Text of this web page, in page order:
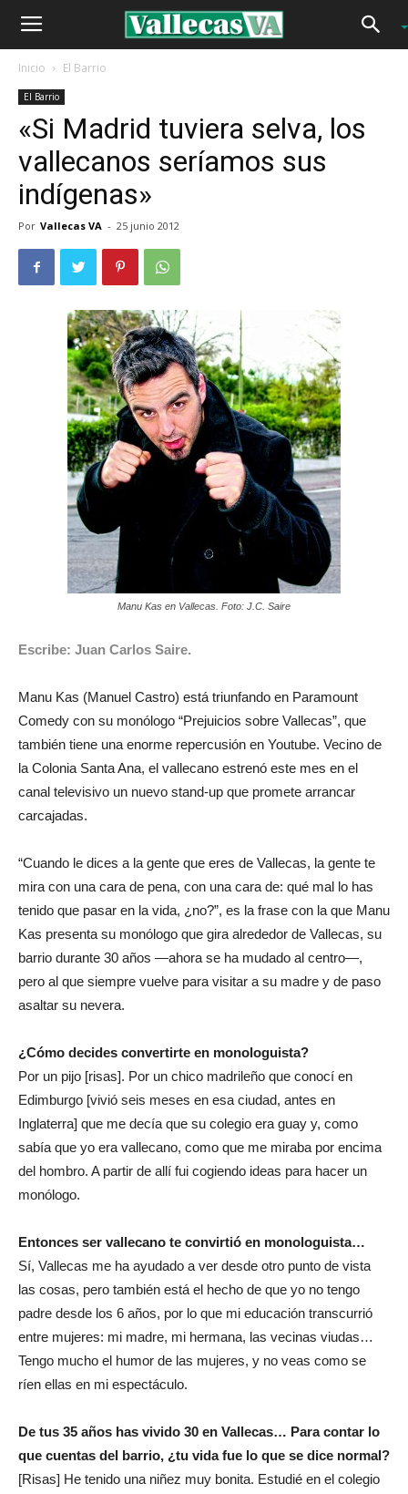
Inicio El Barrio
El Barrio
«Si Madrid tuviera selva, los
vallecanos seríamos sus
indígenas»
Por Vallecas VA - 25 junio 2012
Manu Kas en Vallecas. Foto: J.C. Saire
Escribe: Juan Carlos Saire.
Manu Kas (Manuel Castro) está triunfando en Paramount
Comedy con su monólogo “Prejuicios sobre Vallecas”, que
también tiene una enorme repercusión en Youtube. Vecino de
la Colonia Santa Ana, el vallecano estrenó este mes en el
canal televisivo un nuevo stand-up que promete arrancar
carcajadas.
“Cuando le dices a la gente que eres de Vallecas, la gente te
mira con una cara de pena, con una cara de: qué mal lo has
tenido que pasar en la vida, ¿no?”, es la frase con la que Manu
Kas presenta su monólogo que gira alrededor de Vallecas, su
barrio durante 30 años —ahora se ha mudado al centro—,
pero al que siempre vuelve para visitar a su madre y de paso
asaltar su nevera.
¿Cómo decides convertirte en monologuista?
Por un pijo [risas]. Por un chico madrileño que conocí en
Edimburgo [vivió seis meses en esa ciudad, antes en
Inglaterra] que me decía que su colegio era guay y, como
sabía que yo era vallecano, como que me miraba por encima
del hombro. A partir de allí fui cogiendo ideas para hacer un
monólogo.
Entonces ser vallecano te convirtió en monologuista…
Sí, Vallecas me ha ayudado a ver desde otro punto de vista
las cosas, pero también está el hecho de que yo no tengo
padre desde los 6 años, por lo que mi educación transcurrió
entre mujeres: mi madre, mi hermana, las vecinas viudas…
Tengo mucho el humor de las mujeres, y no veas como se
ríen ellas en mi espectáculo.
De tus 35 años has vivido 30 en Vallecas… Para contar lo
que cuentas del barrio, ¿tu vida fue lo que se dice normal?
[Risas] He tenido una niñez muy bonita. Estudié en el colegio